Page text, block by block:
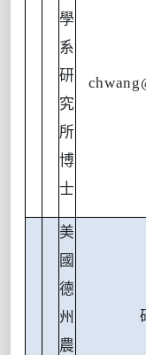
學
系
研
究
所
博
士
美
國
德
州
農